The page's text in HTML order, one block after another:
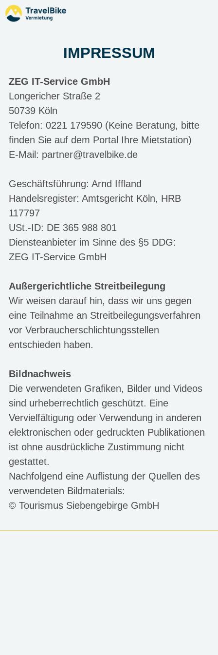
IMPRESSUM
ZEG IT-Service GmbH
Longericher Straße 2
50739 Köln
Telefon: 0221 179590 (Keine Beratung, bitte
finden Sie auf dem Portal Ihre Mietstation)
E-Mail: partner@travelbike.de
Geschäftsführung: Arnd Iffland
Handelsregister: Amtsgericht Köln, HRB
117797
USt.-ID: DE 365 988 801
Diensteanbieter im Sinne des §5 DDG:
ZEG IT-Service GmbH
Außergerichtliche Streitbeilegung
Wir weisen darauf hin, dass wir uns gegen
eine Teilnahme an Streitbeilegungsverfahren
vor Verbraucherschlichtungsstellen
entschieden haben.
Bildnachweis
Die verwendeten Grafiken, Bilder und Videos
sind urheberrechtlich geschützt. Eine
Vervielfältigung oder Verwendung in anderen
elektronischen oder gedruckten Publikationen
ist ohne ausdrückliche Zustimmung nicht
gestattet.
Nachfolgend eine Auflistung der Quellen des
verwendeten Bildmaterials:
© Tourismus Siebengebirge GmbH